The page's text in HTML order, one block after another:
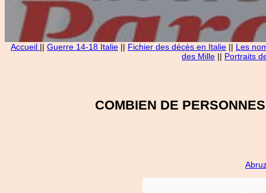
Accueil || Guerre 14-18 Italie || Fichier des décès en Italie || Les
des Mille || Portraits
COMBIEN DE